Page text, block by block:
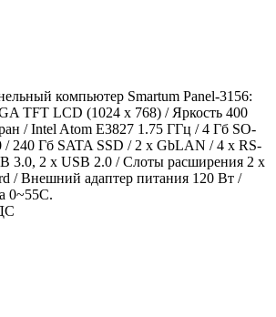
компьютер Smartum Panel-3156:
TFT LCD (1024 x 768) / Яркость 400
/ Intel Atom E3827 1.75 ГГц / 4 Гб SO-
240 Гб SATA SSD / 2 x GbLAN / 4 x RS-
3.0, 2 x USB 2.0 / Слоты расширения 2 x
/ Внешний адаптер питания 120 Вт /
0~55C.